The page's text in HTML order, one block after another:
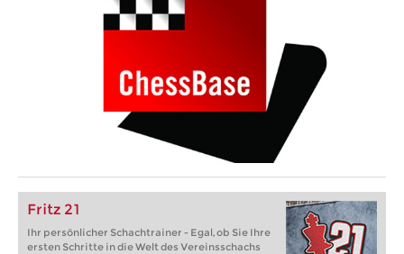
Fritz 21
Ihr persönlicher Schachtrainer - Egal, ob Sie Ihre
ersten Schritte in die Welt des Vereinsschachs